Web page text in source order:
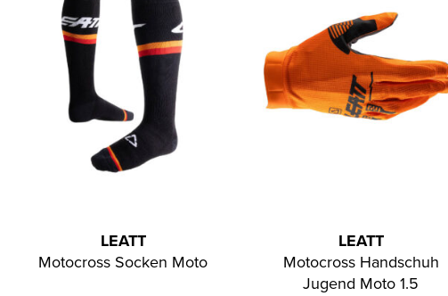
LEATT
Motocross Socken Moto
LEATT
Motocross Handschuh
Jugend Moto 1.5